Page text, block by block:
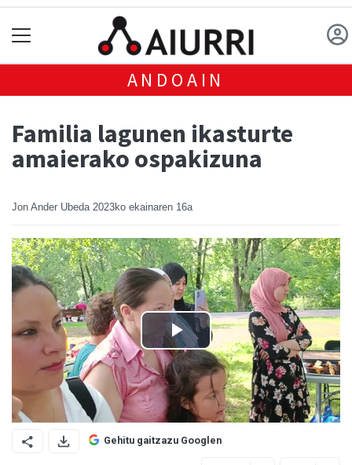
ANDOAIN
Familia lagunen ikasturte
amaierako ospakizuna
Jon Ander Ubeda 2023ko ekainaren 16a
Gehitu gaitzazu Googlen